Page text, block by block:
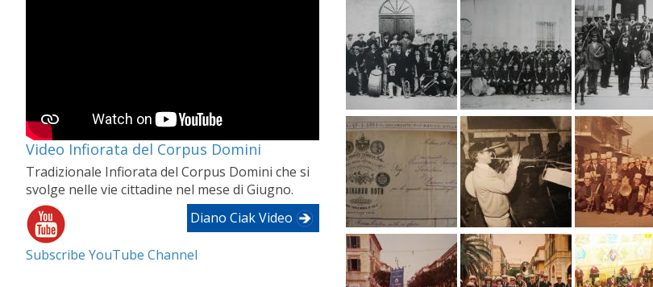
Video Infiorata del Corpus Domini
Tradizionale Infiorata del Corpus Domini che si
svolge nelle vie cittadine nel mese di Giugno.
Diano Ciak Video
Subscribe YouTube Channel